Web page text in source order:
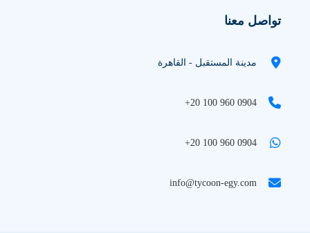
تواصل معنا
مدينة المستقبل - القاهرة
+20 100 960 0904
+20 100 960 0904
info@tycoon-egy.com